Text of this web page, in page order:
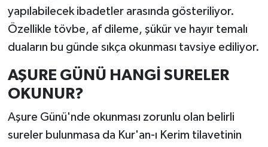
yapılabilecek ibadetler arasında gösteriliyor.
Özellikle tövbe, af dileme, şükür ve hayır temalı
duaların bu günde sıkça okunması tavsiye ediliyor.
AŞURE GÜNÜ HANGİ SURELER
OKUNUR?
Aşure Günü'nde okunması zorunlu olan belirli
sureler bulunmasa da Kur'an-ı Kerim tilavetinin